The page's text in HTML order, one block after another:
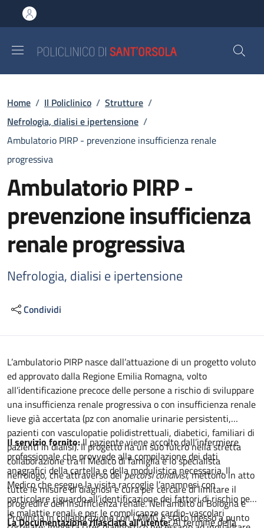
al contenuto principale
to footer content
Briciole di pane
Home / Il Policlinico / Strutture /
Nefrologia, dialisi e ipertensione /
Ambulatorio PIRP - prevenzione insufficienza renale
progressiva
Ambulatorio PIRP -
prevenzione insufficienza
renale progressiva
Nefrologia, dialisi e ipertensione
Condividi
Descrizione
L’ambulatorio PIRP nasce dall’attuazione di un progetto voluto
ed approvato dalla Regione Emilia Romagna, volto
all’identificazione precoce delle persone a rischio di sviluppare
una insufficienza renale progressiva o con insufficienza renale
lieve già accertata (pz con anomalie urinarie persistenti,
pazienti con vasculopatie polidistrettuali, diabetici, familiari di
pazienti in dialisi). Il progetto ha un suo fulcro nella stretta
collaborazione tra il Medico di famiglia e lo specialista
nefrologo, che attraverso deipercorsi condivisi, mettono in atto
tutte le misure di diagnosi e cura per cercare di limitare il
progredire dell’insufficienza renale. Nell’ambito di Bologna e
Provincia in collaborazione con i MMG è stato messo a punto
Il servizio fornito:Il paziente viene accolto dall’infermiere
professionale che provvede alla compilazione dei dati
anagrafici della cartella e della modulistica necessaria. Il
Medico che esegue la visita raccoglie l’anamnesi con
particolare riguardo all’identificazione dei fattori di rischio per
le malattie renali e per le complicanze cardio-vascolari
La Documentazione rilasciata all’utente:Al termine della